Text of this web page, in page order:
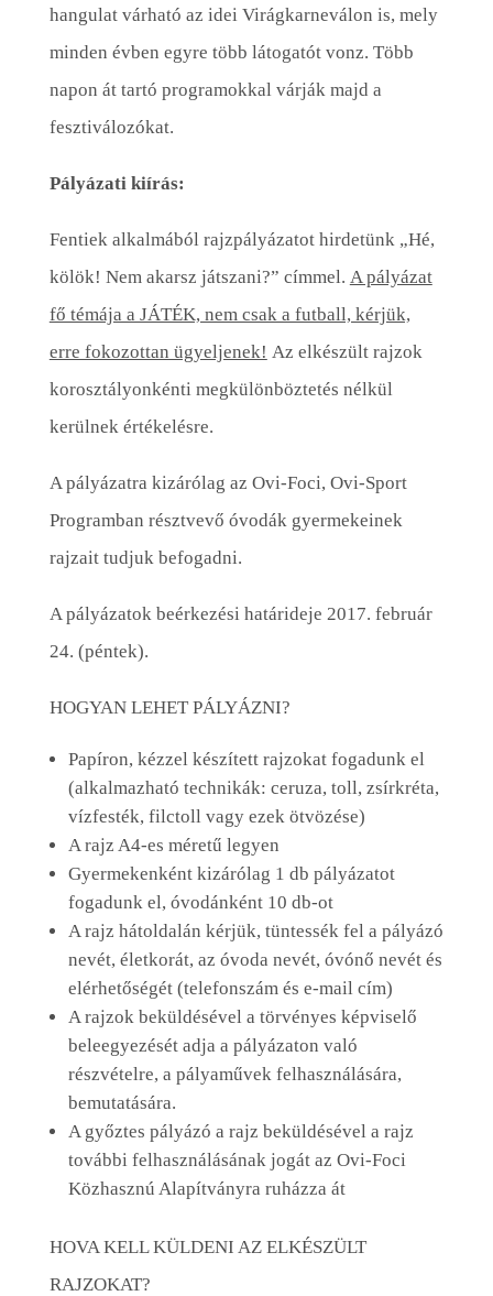
hangulat várható az idei Virágkarneválon is, mely
minden évben egyre több látogatót vonz. Több
napon át tartó programokkal várják majd a
fesztiválozókat.
Pályázati kiírás:
Fentiek alkalmából rajzpályázatot hirdetünk „Hé,
kölök! Nem akarsz játszani?” címmel. A pályázat
fő témája a JÁTÉK, nem csak a futball, kérjük,
erre fokozottan ügyeljenek! Az elkészült rajzok
korosztályonkénti megkülönböztetés nélkül
kerülnek értékelésre.
A pályázatra kizárólag az Ovi-Foci, Ovi-Sport
Programban résztvevő óvodák gyermekeinek
rajzait tudjuk befogadni.
A pályázatok beérkezési határideje 2017. február
24. (péntek).
HOGYAN LEHET PÁLYÁZNI?
Papíron, kézzel készített rajzokat fogadunk el
(alkalmazható technikák: ceruza, toll, zsírkréta,
vízfesték, filctoll vagy ezek ötvözése)
A rajz A4-es méretű legyen
Gyermekenként kizárólag 1 db pályázatot
fogadunk el, óvodánként 10 db-ot
A rajz hátoldalán kérjük, tüntessék fel a pályázó
nevét, életkorát, az óvoda nevét, óvónő nevét és
elérhetőségét (telefonszám és e-mail cím)
A rajzok beküldésével a törvényes képviselő
beleegyezését adja a pályázaton való
részvételre, a pályaművek felhasználására,
bemutatására.
A győztes pályázó a rajz beküldésével a rajz
további felhasználásának jogát az Ovi-Foci
Közhasznú Alapítványra ruházza át
HOVA KELL KÜLDENI AZ ELKÉSZÜLT
RAJZOKAT?